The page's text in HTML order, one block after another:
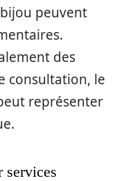
peuvent
des
consultation, le
représenter
services